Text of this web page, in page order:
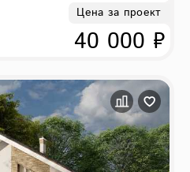
Цена за проект
40 000 ₽